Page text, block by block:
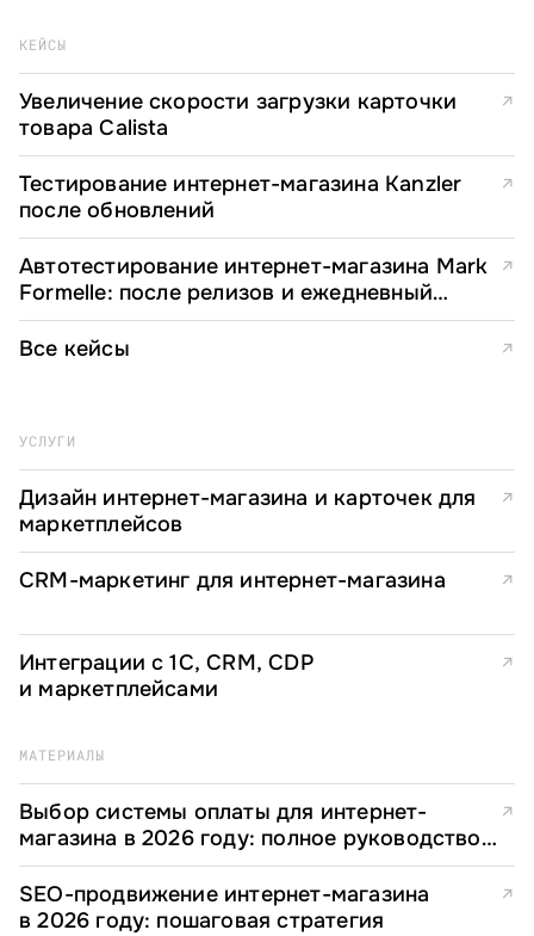
КЕЙСЫ
Увеличение скорости загрузки карточки
товара Calista
↗
Тестирование интернет-магазина Kanzler
после обновлений
↗
Автотестирование интернет-магазина Mark
Formelle: после релизов и ежедневный
мониторинг
↗
Все кейсы ↗
УСЛУГИ
Дизайн интернет-магазина и карточек для
маркетплейсов
↗
CRM-маркетинг для интернет-магазина ↗
Интеграции с 1С, CRM, CDP
и маркетплейсами
↗
МАТЕРИАЛЫ
Выбор системы оплаты для интернет-
магазина в 2026 году: полное руководство
для e-commerce директоров
↗
SEO-продвижение интернет-магазина
в 2026 году: пошаговая стратегия
↗